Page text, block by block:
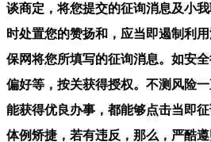
谈商定，将您提交的征询消息及小
时处置您的赞扬和，应当即遏制利
保网将您所填写的征询消息。如安
偏好等，按关获得授权。不测风险一
能获得优良办事，都能够点击当即
体例矫捷，若有违反，那么，严酷